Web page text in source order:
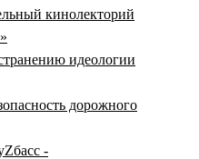
кинолекторий
идеологии
дорожного
-